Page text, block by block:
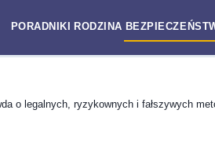
PORADNIKI RODZINA
o legalnych, ryzykownych i fałszywych